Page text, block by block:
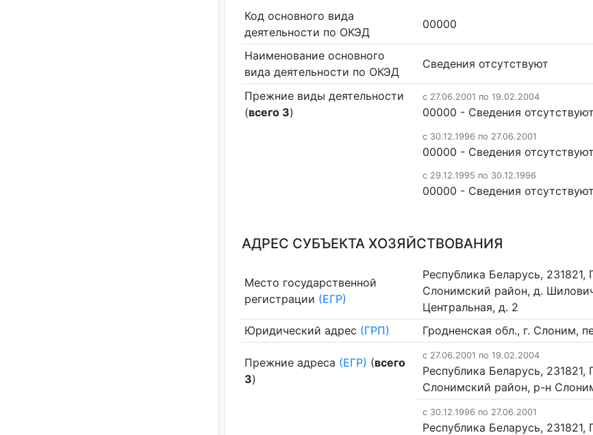
Код основного вида
деятельности по ОКЭД
00000
Наименование основного
вида деятельности по ОКЭД
Cведения отсутствуют
Прежние виды деятельности
(всего 3)
c 27.06.2001 по 19.02.2004
00000 - Cведения отсутствуют
c 30.12.1996 по 27.06.2001
00000 - Cведения отсутствуют
c 29.12.1995 по 30.12.1996
00000 - Cведения отсутствуют
АДРЕС СУБЪЕКТА ХОЗЯЙСТВОВАНИЯ
Место государственной
регистрации (ЕГР)
Республика Беларусь, 231821,
Слонимский район, д.
Центральная, д. 2
Юридический адрес (ГРП) Гродненская обл., г. Слоним,
Прежние адреса (ЕГР) (всего
3)
c 27.06.2001 по 19.02.2004
Республика Беларусь, 231821,
Слонимский район, р-н
c 30.12.1996 по 27.06.2001
Республика Беларусь, 231821,